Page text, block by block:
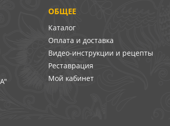
ОБЩЕЕ
Каталог
Оплата и доставка
Видео-инструкции и рецепты
Реставрация
Мой кабинет